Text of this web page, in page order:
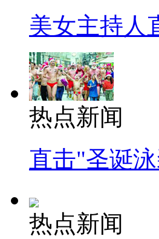
美女主持人
热点新闻
直击"圣诞
热点新闻